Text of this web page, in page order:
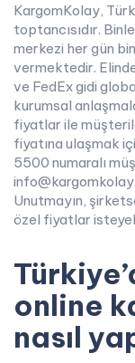
KargomKolay,
toptancısıdır.
merkezi her gün
vermektedir.
ve FedEx gidi
kurumsal
fiyatlar ile
fiyatına ulaşmak
5500 numaralı
Unutmayın,
özel fiyatlar
online
nasıl